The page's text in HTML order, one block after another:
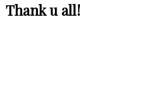
Thank u all!